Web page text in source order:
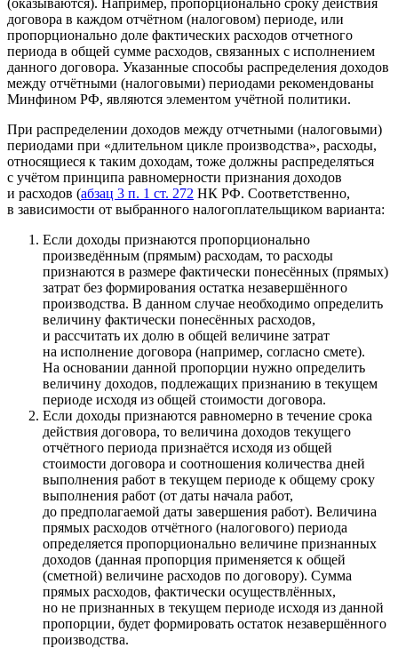
договора в каждом отчётном (налоговом) периоде, или
пропорционально доле фактических расходов отчетного
периода в общей сумме расходов, связанных с исполнением
данного договора. Указанные способы распределения доходов
между отчётными (налоговыми) периодами рекомендованы
Минфином РФ, являются элементом учётной политики.
При распределении доходов между отчетными (налоговыми)
периодами при «длительном цикле производства», расходы,
относящиеся к таким доходам, тоже должны распределяться
с учётом принципа равномерности признания доходов
и расходов (абзац 3 п. 1 ст. 272 НК РФ. Соответственно,
в зависимости от выбранного налогоплательщиком варианта:
Если доходы признаются пропорционально
произведённым (прямым) расходам, то расходы
признаются в размере фактически понесённых (прямых)
затрат без формирования остатка незавершённого
производства. В данном случае необходимо определить
величину фактически понесённых расходов,
и рассчитать их долю в общей величине затрат
на исполнение договора (например, согласно смете).
На основании данной пропорции нужно определить
величину доходов, подлежащих признанию в текущем
периоде исходя из общей стоимости договора.
Если доходы признаются равномерно в течение срока
действия договора, то величина доходов текущего
отчётного периода признаётся исходя из общей
стоимости договора и соотношения количества дней
выполнения работ в текущем периоде к общему сроку
выполнения работ (от даты начала работ,
до предполагаемой даты завершения работ). Величина
прямых расходов отчётного (налогового) периода
определяется пропорционально величине признанных
доходов (данная пропорция применяется к общей
(сметной) величине расходов по договору). Сумма
прямых расходов, фактически осуществлённых,
но не признанных в текущем периоде исходя из данной
пропорции, будет формировать остаток незавершённого
производства.